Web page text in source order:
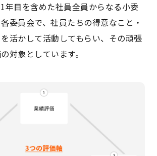
年目を含めた社員全員からなる小委
委員会で、社員たちの得意なこと・
活かして活動してもらい、その頑張
対象としています。